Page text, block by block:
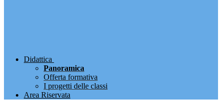
Didattica
Panoramica
Offerta formativa
I progetti delle classi
Area Riservata